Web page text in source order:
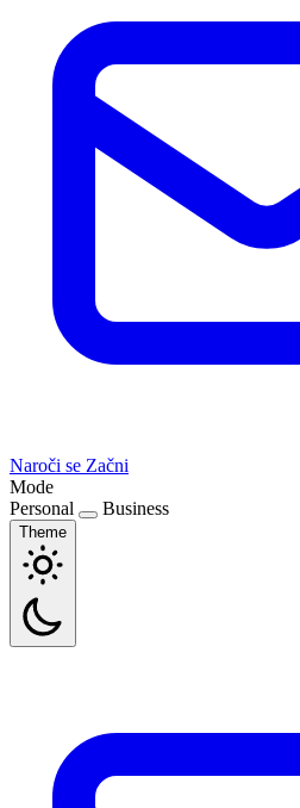
Naroči se Začni
Mode
Personal
Business
Theme